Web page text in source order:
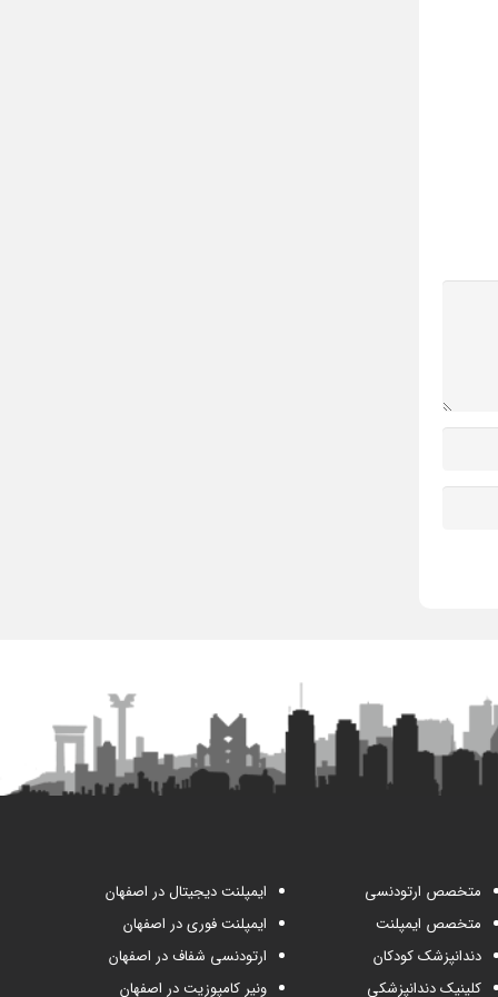
متخصص ارتودنسی
متخصص ایمپلنت
دندانپزشک کودکان
کلینیک دندانپزشکی
ایمپلنت دیجیتال در اصفهان
ایمپلنت فوری در اصفهان
ارتودنسی شفاف در اصفهان
ونیر کامپوزیت در اصفهان